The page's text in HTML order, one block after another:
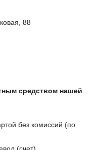
88
средством нашей
без комиссий (по